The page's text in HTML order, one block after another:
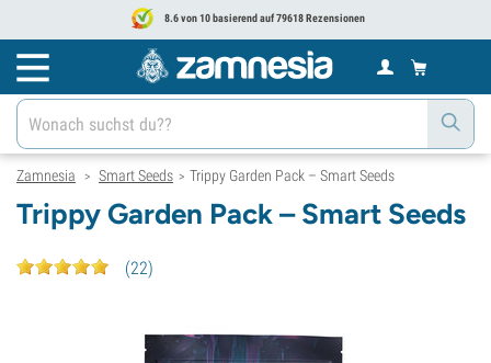
8.6 von 10 basierend auf 79618 Rezensionen
Zamnesia > Smart Seeds > Trippy Garden Pack – Smart Seeds
Trippy Garden Pack – Smart Seeds
(22)